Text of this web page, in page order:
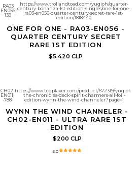
RA03
EN056
139
|
https://www.trollandtoad.com/yugioh/quarter-
century-bonanza-1st-edition-singles/one-for-one-
ra03-en056-quarter-century-secret-rare-1st-
edition/1818440
ONE FOR ONE - RA03-EN056 -
QUARTER CENTURY SECRET
RARE 1ST EDITION
$5.420 CLP
CH02
EN011
-788
|
https://www.tcgplayer.com/product/672319/yugioh-
the-chronicles-deck-spirit-charmers-all-foil-
edition-wynn-the-wind-channeler?page=1
WYNN THE WIND CHANNELER -
CH02-EN011 - ULTRA RARE 1ST
EDITION
$200 CLP
5.0